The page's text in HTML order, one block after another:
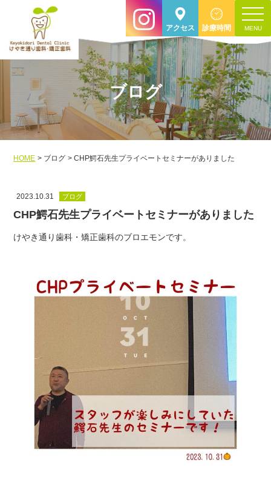
アクセス 診療時間
toggle
ブログ
HOME ブログ CHP鰐石先生プライベートセミナーがありました
2023.10.31 ブログ
CHP鰐石先生プライベートセミナーがありました
けやき通り歯科・矯正歯科のブロエモンです。